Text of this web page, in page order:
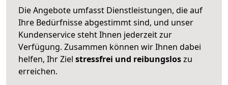
Die Angebote umfasst Dienstleistungen, die auf
Ihre Bedürfnisse abgestimmt sind, und unser
Kundenservice steht Ihnen jederzeit zur
Verfügung. Zusammen können wir Ihnen dabei
helfen, Ihr Ziel stressfrei und reibungsloszu
erreichen.